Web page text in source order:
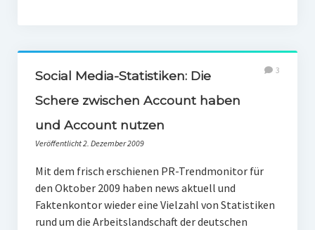
Social Media-Statistiken: Die
Schere zwischen Account haben
und Account nutzen
Veröffentlicht 2. Dezember 2009
3
Mit dem frisch erschienen PR-Trendmonitor für
den Oktober 2009 haben news aktuell und
Faktenkontor wieder eine Vielzahl von Statistiken
rund um die Arbeitslandschaft der deutschen